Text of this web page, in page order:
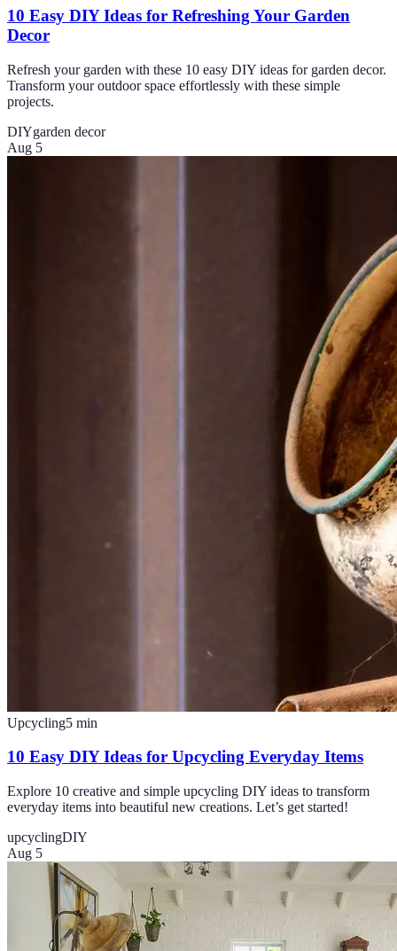
10 Easy DIY Ideas for Refreshing Your Garden
Decor
Refresh your garden with these 10 easy DIY ideas for garden decor.
Transform your outdoor space effortlessly with these simple
projects.
DIYgarden decor
Aug 5
Upcycling5 min
10 Easy DIY Ideas for Upcycling Everyday Items
Explore 10 creative and simple upcycling DIY ideas to transform
everyday items into beautiful new creations. Let’s get started!
upcyclingDIY
Aug 5